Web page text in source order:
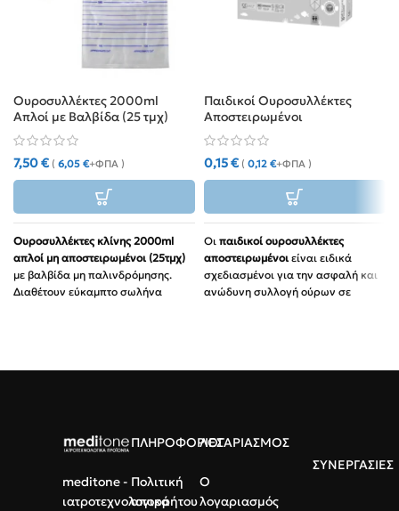
Ουροσυλλέκτες 2000ml
Απλοί με Βαλβίδα (25 τμχ)
7,50€ ( 6,05 €+ΦΠΑ )
Ουροσυλλέκτες κλίνης 2000ml
απλοί μη αποστειρωμένοι (25τμχ)
με βαλβίδα μη παλινδρόμησης.
Διαθέτουν εύκαμπτο σωλήνα
Χρήση:Ιδανικοί για κλινήρεις
Παιδικοί Ουροσυλλέκτες
Αποστειρωμένοι
0,15€ ( 0,12 €+ΦΠΑ )
Οι παιδικοί ουροσυλλέκτες
αποστειρωμένοι είναι ειδικά
σχεδιασμένοι για την ασφαλή και
ανώδυνη συλλογή ούρων σε
Υλικό: Μη τοξικό ιατρικό PVC,
φιλικό προς το βρεφικό δέρμα
εγκοπή για άριστη προσαρμογή
meditone -
ιατροτεχνολογικά
ΠΛΗΡΟΦΟΡΙΕΣ
Πολιτική
απορρήτου
ΛΟΓΑΡΙΑΣΜΟΣ
Ο
λογαριασμός
ΣΥΝΕΡΓΑΣΙΕΣ